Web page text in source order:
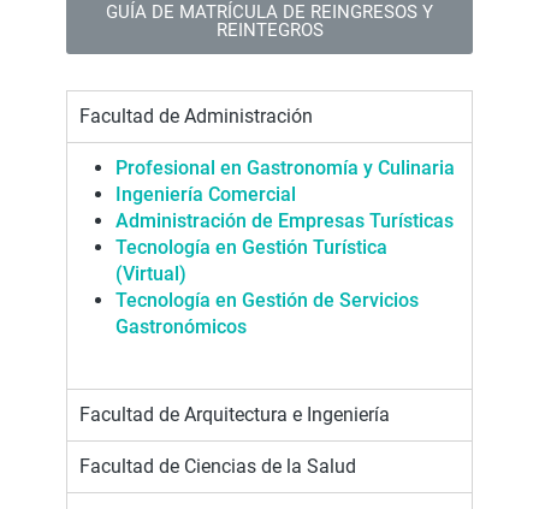
GUÍA DE MATRÍCULA DE REINGRESOS Y
REINTEGROS
Facultad de Administración
Profesional en Gastronomía y Culinaria
Ingeniería Comercial
Administración de Empresas Turísticas
Tecnología en Gestión Turística
(Virtual)
Tecnología en Gestión de Servicios
Gastronómicos
Facultad de Arquitectura e Ingeniería
Facultad de Ciencias de la Salud